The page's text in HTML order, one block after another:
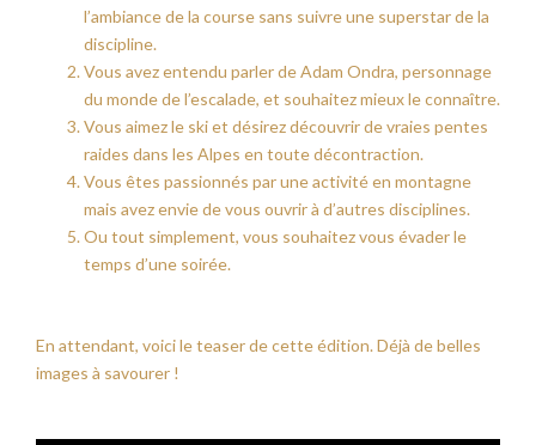
l’ambiance de la course sans suivre une superstar de la
discipline.
Vous avez entendu parler de Adam Ondra, personnage
du monde de l’escalade, et souhaitez mieux le connaître.
Vous aimez le ski et désirez découvrir de vraies pentes
raides dans les Alpes en toute décontraction.
Vous êtes passionnés par une activité en montagne
mais avez envie de vous ouvrir à d’autres disciplines.
Ou tout simplement, vous souhaitez vous évader le
temps d’une soirée.
En attendant, voici le teaser de cette édition. Déjà de belles
images à savourer !